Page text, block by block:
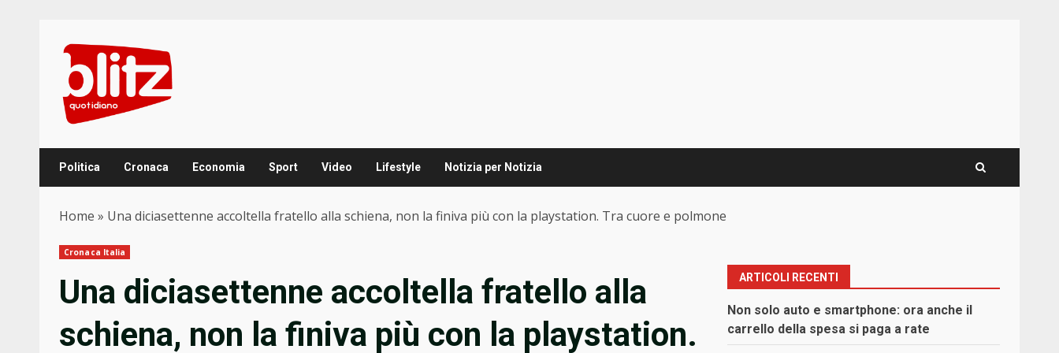
content
Politica Cronaca Economia Sport Video Lifestyle Notizia per Notizia
Home » Una diciasettenne accoltella fratello alla schiena, non la finiva più con la playstation. Tra cuore e polmone
Cronaca Italia
Una diciasettenne accoltella fratello alla
schiena, non la finiva più con la playstation.
ARTICOLI RECENTI
Non solo auto e smartphone: ora anche il
carrello della spesa si paga a rate